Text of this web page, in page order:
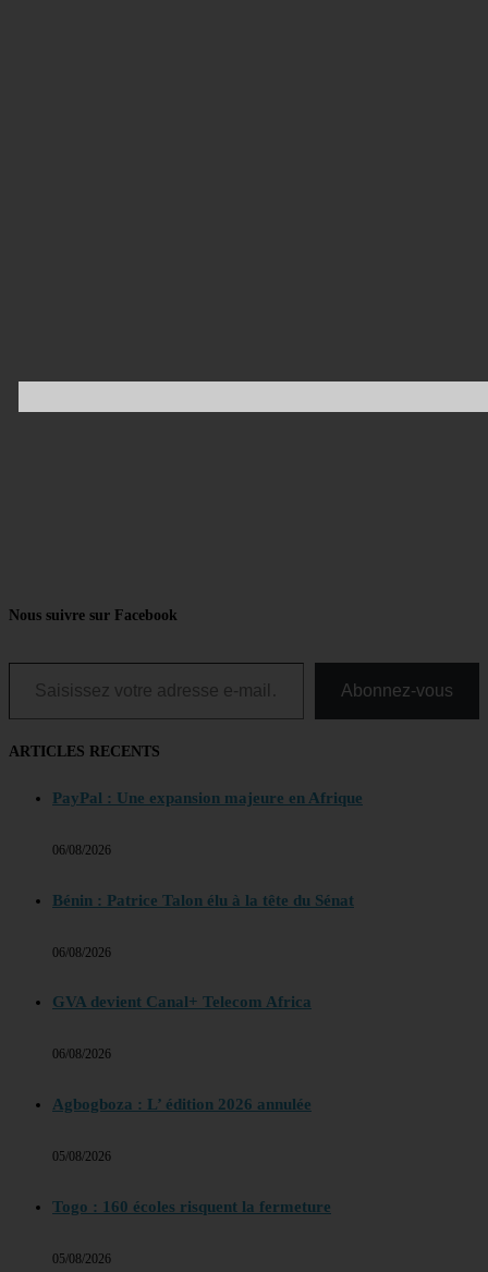
Nous suivre sur Facebook
Saisissez votre adresse e-mail…
Abonnez-vous
ARTICLES RECENTS
PayPal : Une expansion majeure en Afrique
06/08/2026
Bénin : Patrice Talon élu à la tête du Sénat
06/08/2026
GVA devient Canal+ Telecom Africa
06/08/2026
Agbogboza : L’ édition 2026 annulée
05/08/2026
Togo : 160 écoles risquent la fermeture
05/08/2026